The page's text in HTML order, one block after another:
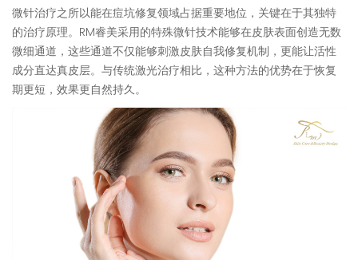
微针治疗之所以能在痘坑修复领域占据重要地位，关键在于其独特
的治疗原理。RM睿美采用的特殊微针技术能够在皮肤表面创造无数
微细通道，这些通道不仅能够刺激皮肤自我修复机制，更能让活性
成分直达真皮层。与传统激光治疗相比，这种方法的优势在于恢复
期更短，效果更自然持久。